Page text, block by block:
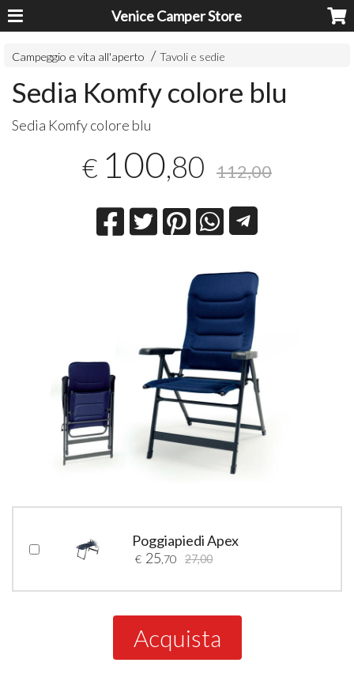
Venice Camper Store
Campeggio e vita all'aperto Tavoli e sedie
Sedia Komfy colore blu
Sedia Komfy colore blu
€ 100,80 112,00
Poggiapiedi Apex
€ 25 ,70 27,00
Acquista